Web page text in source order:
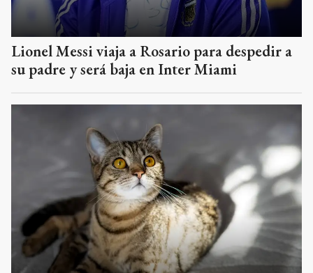
Lionel Messi viaja a Rosario para despedir a
su padre y será baja en Inter Miami